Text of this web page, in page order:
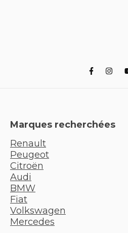
Marques recherchées
Renault
Peugeot
Citroën
Audi
BMW
Fiat
Volkswagen
Mercedes